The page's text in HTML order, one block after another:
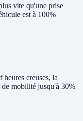
vite qu'une prise
est à 100%
creuses, la
mobilité jusqu'à 30%